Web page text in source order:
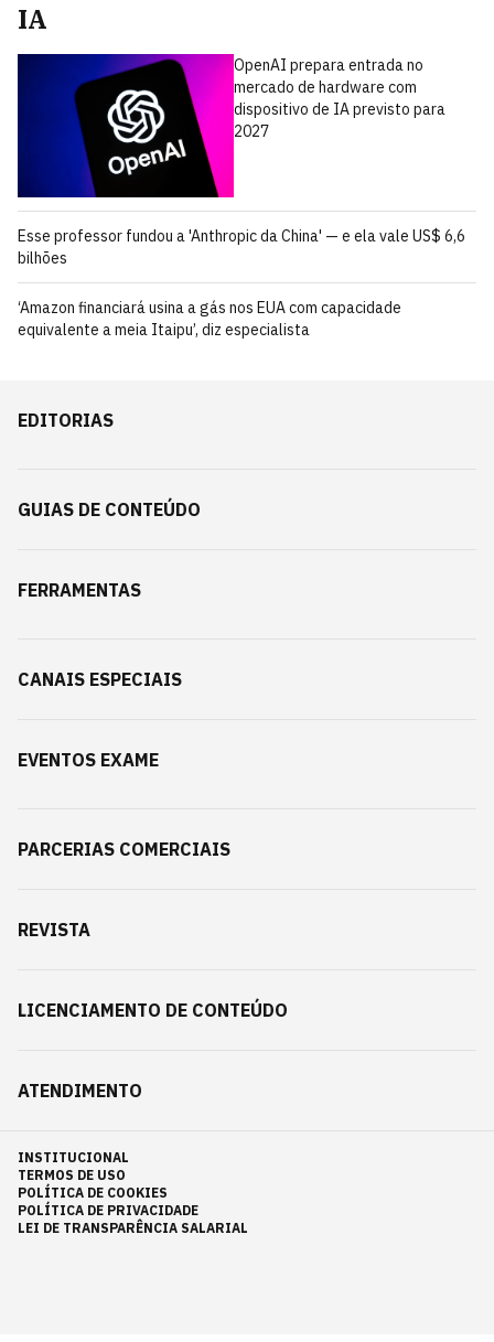
IA
OpenAI prepara entrada no
mercado de hardware com
dispositivo de IA previsto para
2027
Esse professor fundou a 'Anthropic da China' — e ela vale US$ 6,6
bilhões
‘Amazon financiará usina a gás nos EUA com capacidade
equivalente a meia Itaipu’, diz especialista
EDITORIAS
GUIAS DE CONTEÚDO
FERRAMENTAS
CANAIS ESPECIAIS
EVENTOS EXAME
PARCERIAS COMERCIAIS
REVISTA
LICENCIAMENTO DE CONTEÚDO
ATENDIMENTO
INSTITUCIONAL
TERMOS DE USO
POLÍTICA DE COOKIES
POLÍTICA DE PRIVACIDADE
LEI DE TRANSPARÊNCIA SALARIAL